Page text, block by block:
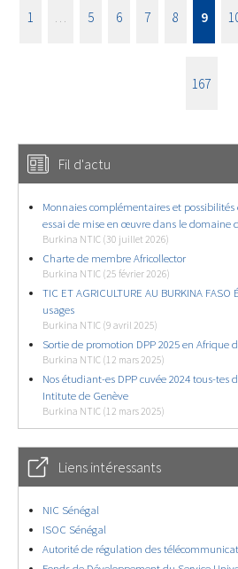
1 5 6 7 8 9
167
Fil d'actu
Monnaies complémentaires et
essai de mise en œuvre dans le domaine
Burkina NTIC (30 juillet 2026)
Charte de membre Africollector
Burkina NTIC (25 février 2026)
TIC ET AGRICULTURE AU BURKINA
usages
Burkina NTIC (9 avril 2025)
Sortie de promotion DPP 2025 en Afrique
Burkina NTIC (12 mars 2025)
Nos étudiant-es DPP cuvée 2024 tous-
Intitute de Genève
Burkina NTIC (12 mars 2025)
Liens intéressants
NIC Sénégal
ISOC Sénégal
Autorité de régulation des